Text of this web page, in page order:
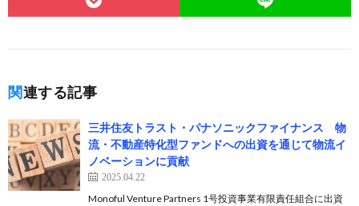
関連する記事
三井住友トラスト・パナソニックファイナンス 物
流・不動産特化型ファンドへの出資を通じて物流イ
ノベーションに貢献
2025.04.22
Monoful Venture Partners 1号投資事業有限責任組合に出資